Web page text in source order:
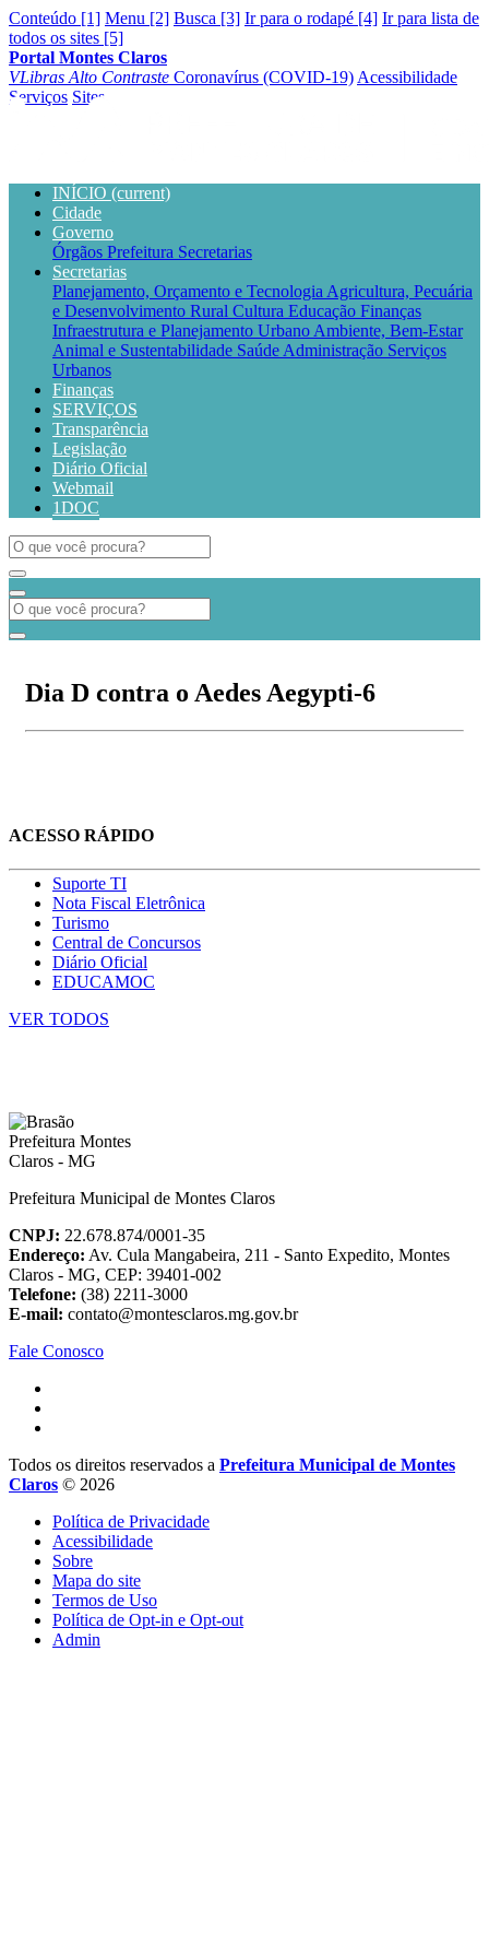
Conteúdo [1] Menu [2] Busca [3] Ir para o rodapé [4] Ir para lista de
todos os sites [5]
Portal Montes Claros
VLibras Alto Contraste Coronavírus (COVID-19) Acessibilidade
Serviços Sites
INÍCIO (current)
Cidade
Governo
Órgãos Prefeitura Secretarias
Secretarias
Planejamento, Orçamento e Tecnologia Agricultura, Pecuária
e Desenvolvimento Rural Cultura Educação Finanças
Infraestrutura e Planejamento Urbano Ambiente, Bem-Estar
Animal e Sustentabilidade Saúde Administração Serviços
Urbanos
Finanças
SERVIÇOS
Transparência
Legislação
Diário Oficial
Webmail
1DOC
Dia D contra o Aedes Aegypti-6
ACESSO RÁPIDO
Suporte TI
Nota Fiscal Eletrônica
Turismo
Central de Concursos
Diário Oficial
EDUCAMOC
VER TODOS
Prefeitura Municipal de Montes Claros
CNPJ: 22.678.874/0001-35
Endereço: Av. Cula Mangabeira, 211 - Santo Expedito, Montes
Claros - MG, CEP: 39401-002
Telefone: (38) 2211-3000
E-mail: contato@montesclaros.mg.gov.br
Fale Conosco
Todos os direitos reservados a Prefeitura Municipal de Montes
Claros © 2026
Política de Privacidade
Acessibilidade
Sobre
Mapa do site
Termos de Uso
Política de Opt-in e Opt-out
Admin